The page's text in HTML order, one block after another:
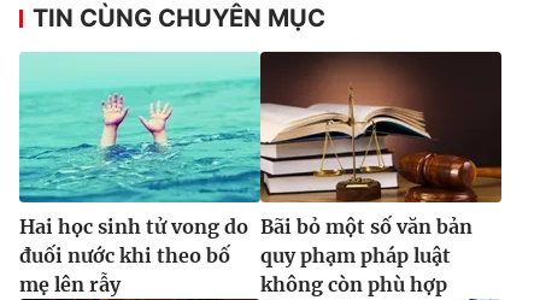
TIN CÙNG CHUYÊN MỤC
Hai học sinh tử vong do
đuối nước khi theo bố
mẹ lên rẫy
Bãi bỏ một số văn bản
quy phạm pháp luật
không còn phù hợp